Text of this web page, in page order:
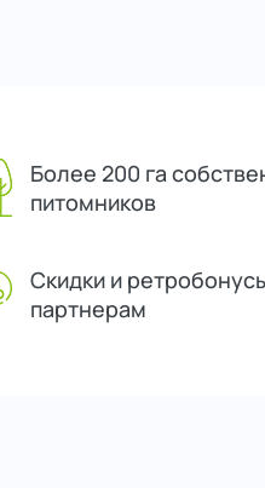
Более 200 га
питомников
Скидки и
партнерам